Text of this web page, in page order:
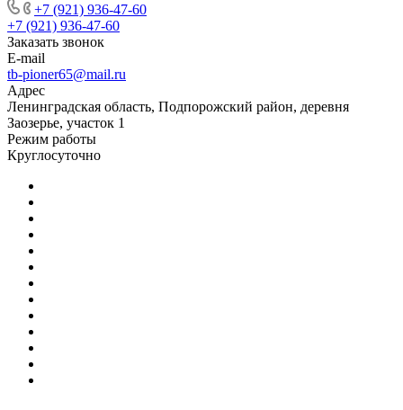
+7 (921) 936-47-60
+7 (921) 936-47-60
Заказать звонок
E-mail
tb-pioner65@mail.ru
Адрес
Ленинградская область, Подпорожский район, деревня
Заозерье, участок 1
Режим работы
Круглосуточно